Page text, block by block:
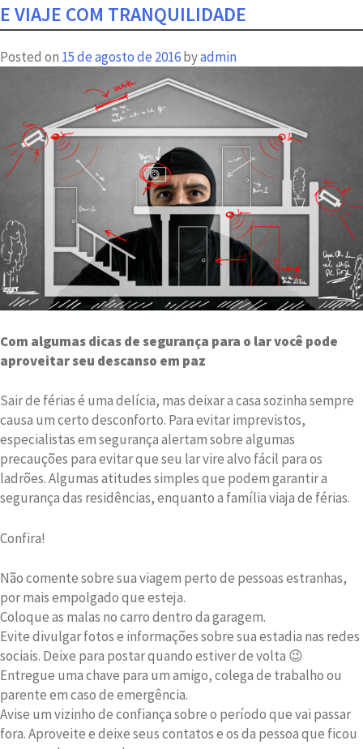
para
imóveis
de
até
R$
750
mil
E VIAJE COM TRANQUILIDADE
Posted on 15 de agosto de 2016byadmin
Com algumas dicas de segurança para o lar você pode
aproveitar seu descanso em paz
Sair de férias é uma delícia, mas deixar a casa sozinha sempre
causa um certo desconforto. Para evitar imprevistos,
especialistas em segurança alertam sobre algumas
precauções para evitar que seu lar vire alvo fácil para os
ladrões. Algumas atitudes simples que podem garantir a
segurança das residências, enquanto a família viaja de férias.
Confira!
Não comente sobre sua viagem perto de pessoas estranhas,
por mais empolgado que esteja.
Coloque as malas no carro dentro da garagem.
Evite divulgar fotos e informações sobre sua estadia nas redes
sociais. Deixe para postar quando estiver de volta 😉
Entregue uma chave para um amigo, colega de trabalho ou
parente em caso de emergência.
Avise um vizinho de confiança sobre o período que vai passar
fora. Aproveite e deixe seus contatos e os da pessoa que ficou